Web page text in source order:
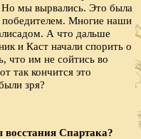
Но мы вырвались. Это была
победителем. Многие наши
А что дальше
и Каст начали спорить о
что им не сойтись во
так кончится это
зря?
Спартака?